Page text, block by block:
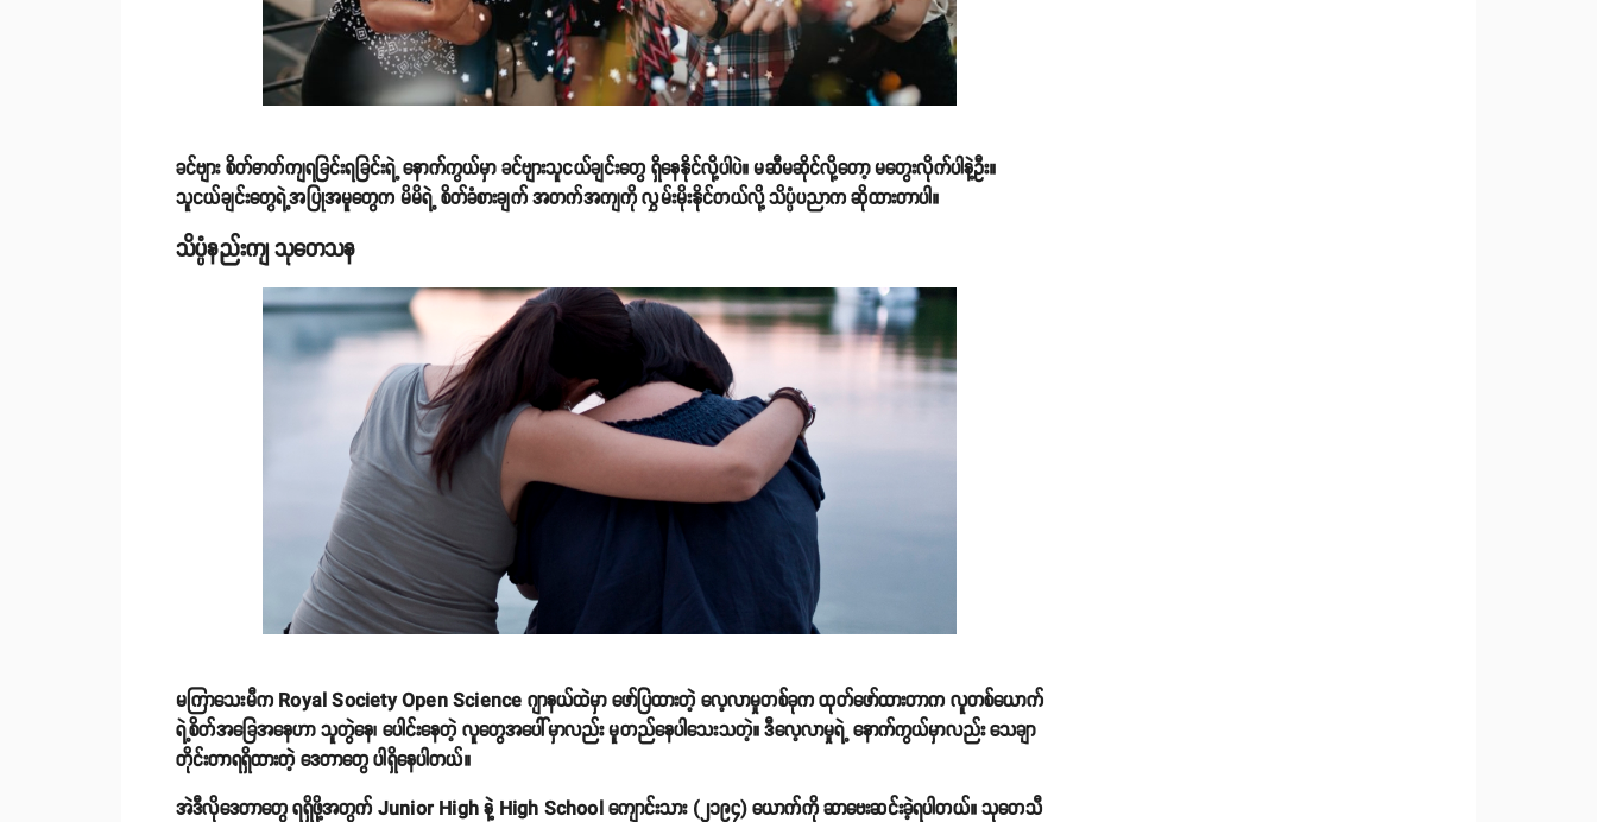
ခင်ဗျား စိတ်ဓာတ်ကျရခြင်းရခြင်းရဲ့ နောက်ကွယ်မှာ ခင်ဗျားသူငယ်ချင်းတွေ ရှိနေနိုင်လို့ပါပဲ။ မဆီမဆိုင်လို့တော့ မတွေးလိုက်ပါနဲ့ဦး။
သူငယ်ချင်းတွေရဲ့အပြုအမူတွေက မိမိရဲ့ စိတ်ခံစားချက် အတက်အကျကို လွှမ်းမိုးနိုင်တယ်လို့ သိပ္ပံပညာက ဆိုထားတာပါ။
သိပ္ပံနည်းကျ သုတေသန
မကြာသေးမီက Royal Society Open Science ဂျာနယ်ထဲမှာ ဖော်ပြထားတဲ့ လေ့လာမှုတစ်ခုက ထုတ်ဖော်ထားတာက လူတစ်ယောက်
ရဲ့စိတ်အခြေအနေဟာ သူတွဲနေ၊ ပေါင်းနေတဲ့ လူတွေအပေါ်မှာလည်း မူတည်နေပါသေးသတဲ့။ ဒီလေ့လာမှုရဲ့ နောက်ကွယ်မှာလည်း သေချာ
တိုင်းတာရရှိထားတဲ့ ဒေတာတွေ ပါရှိနေပါတယ်။
အဲဒီလိုဒေတာတွေ ရရှိဖို့အတွက် Junior High နဲ့ High School ကျောင်းသား (၂၁၉၄) ယောက်ကို ဆာဗေးဆင်းခဲ့ရပါတယ်။ သုတေသီ